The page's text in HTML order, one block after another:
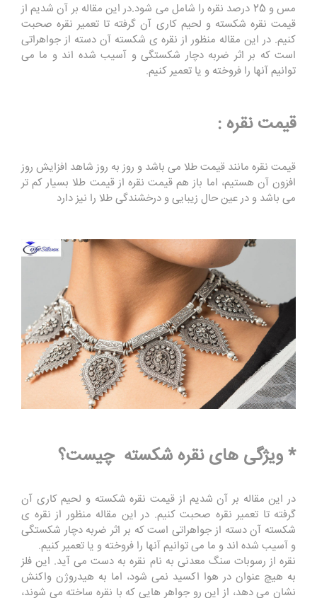
مس و 25 درصد نقره را شامل می شود.در این مقاله بر آن شدیم از
قیمت نقره شکسته و لحیم کاری آن گرفته تا تعمیر نقره صحبت
کنیم. در این مقاله منظور از نقره ی شکسته آن دسته از جواهراتی
است که بر اثر ضربه دچار شکستگی و آسیب شده اند و ما می
توانیم آنها را فروخته و یا تعمیر کنیم.
قیمت نقره :
قیمت نقره مانند قیمت طلا می باشد و روز به روز شاهد افزایش روز
افزون آن هستیم، اما باز هم قیمت نقره از قیمت طلا بسیار کم تر
می باشد و در عین حال زیبایی و درخشندگی طلا را نیز دارد
* ویژگی های نقره شکسته چیست؟
در این مقاله بر آن شدیم از قیمت نقره شکسته و لحیم کاری آن
گرفته تا تعمیر نقره صحبت کنیم. در این مقاله منظور از نقره ی
شکسته آن دسته از جواهراتی است که بر اثر ضربه دچار شکستگی
و آسیب شده اند و ما می توانیم آنها را فروخته و یا تعمیر کنیم.
نقره از رسوبات سنگ معدنی به نام نقره به دست می آید. این فلز
به هیچ عنوان در هوا اکسید نمی شود، اما به هیدروژن واکنش
نشان می دهد، از این رو جواهر هایی که با نقره ساخته می شوند،